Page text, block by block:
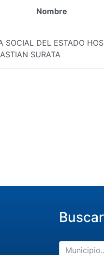
Nombre
SOCIAL DEL ESTADO
SURATA
Buscar